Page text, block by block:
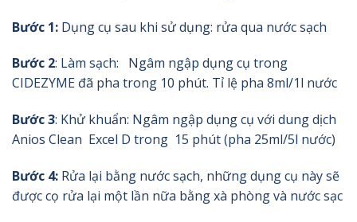
Bước 1: Dụng cụ sau khi sử dụng: rửa qua nước sạch
Bước 2: Làm sạch: Ngâm ngập dụng cụ trong
CIDEZYME đã pha trong 10 phút. Tỉ lệ pha 8ml/1l nước
Bước 3: Khử khuẩn: Ngâm ngập dụng cụ với dung dịch
Anios Clean Excel D trong 15 phút (pha 25ml/5l nước)
Bước 4: Rửa lại bằng nước sạch, những dụng cụ này sẽ
được cọ rửa lại một lần nữa bằng xà phòng và nước sạc